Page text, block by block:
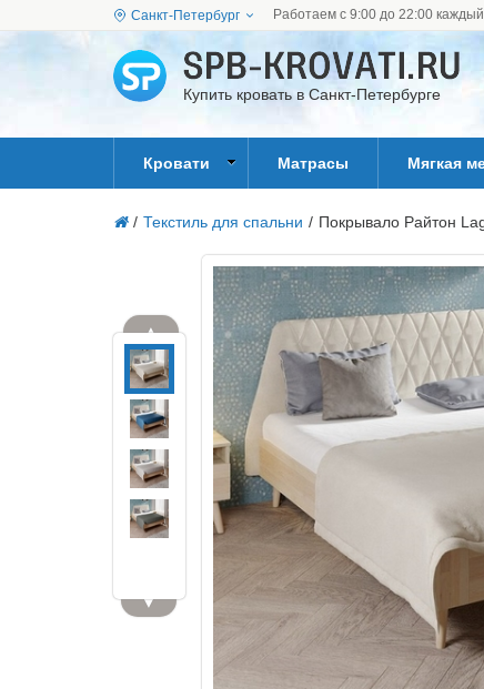
Санкт-Петербург Работаем с 9:00 до 22:00
Купить кровать в Санкт-Петербурге
Кровати Матрасы Мягкая
/ Текстиль для спальни / Покрывало Райтон
▲
▼